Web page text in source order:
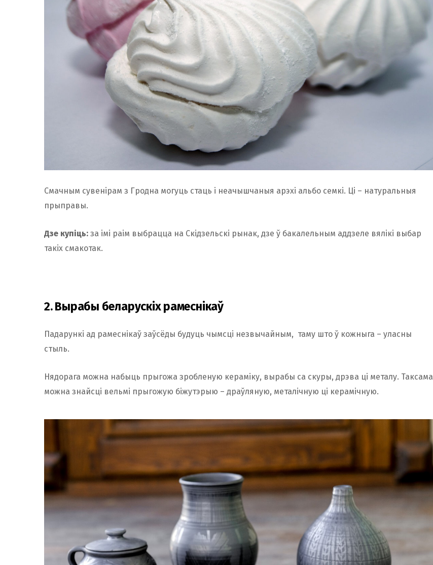
Смачным сувенірам з Гродна могуць стаць і неачышчаныя арэхі альбо семкі. Ці – натуральныя
прыправы.
Дзе купіць: за імі раім выбрацца на Скідзельскі рынак, дзе ў бакалельным аддзеле вялікі выбар
такіх смакотак.
2. Вырабы беларускіх рамеснікаў
Падарункі ад рамеснікаў заўсёды будуць чымсці незвычайным, таму што ў кожныга – уласны
стыль.
Нядорага можна набыць прыгожа зробленую кераміку, вырабы са скуры, дрэва ці металу. Таксама
можна знайсці вельмі прыгожую біжутэрыю – драўляную, металічную ці керамічную.